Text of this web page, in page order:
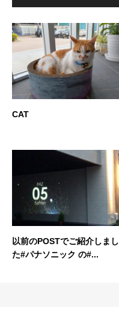
CAT
以前のPOSTでご紹介しまし
た#パナソニック の#...